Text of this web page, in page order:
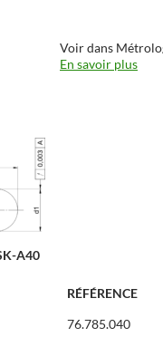
Voir dans
En savoir plus
A40
RÉFÉRENCE
76.785.040